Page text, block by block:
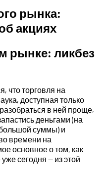
рынка:
акциях
рынке: ликбез
что торговля на
доступная только
в ней проще,
деньгами (на
суммы) и
времени на
основное о том, как
сегодня — из этой